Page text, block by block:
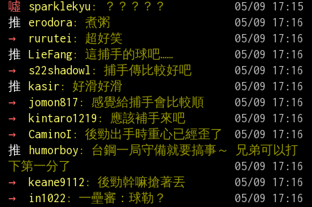
噓
sparklekyu : ？？？？？
推
erodora: 煮粥
→
rurutei : 超好笑
推
LieFang: 這捕手的球吧……
→
s22shadowl : 捕手傳比較好吧
推
kasir : 好滑好滑
→
jomon817 : 感覺給捕手會比較順
→
kintaro1219 : 應該補手來吧
→
CaminoI : 後勁出手時重心已經歪了
推
humorboy : 台鋼一局守備就要搞事～ 兄弟可以打
下第一分了
→
keane9112 : 後勁幹嘛搶著丟
→
in1022 : 一壘審：球勒？